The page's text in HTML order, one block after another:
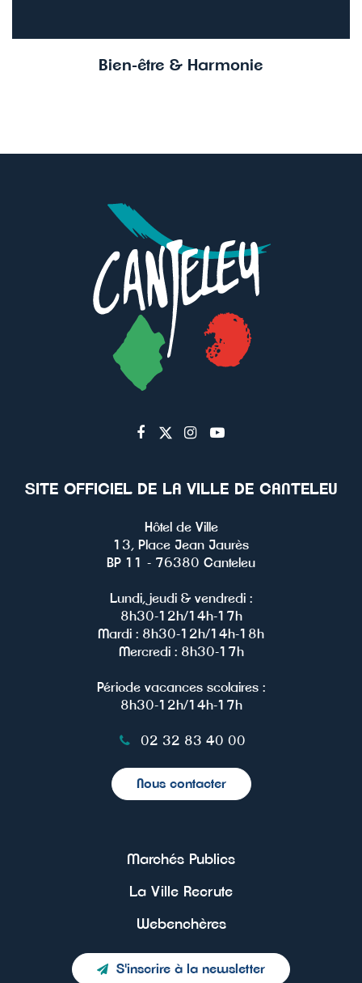
Bien-être & Harmonie
Lien
le
Facebook
Lien
le
Twitter
Lien
le
Instagram
Lien
la
Youtube
SITE OFFICIEL DE LA VILLE DE CANTELEU
Hôtel de Ville
13, Place Jean Jaurès
BP 11 - 76380 Canteleu
Lundi, jeudi & vendredi :
8h30-12h/14h-17h
Mardi : 8h30-12h/14h-18h
Mercredi : 8h30-17h
Période vacances scolaires :
8h30-12h/14h-17h
02 32 83 40 00
Nous contacter
Marchés Publics
La Ville Recrute
Webenchères
S'inscrire à la newsletter